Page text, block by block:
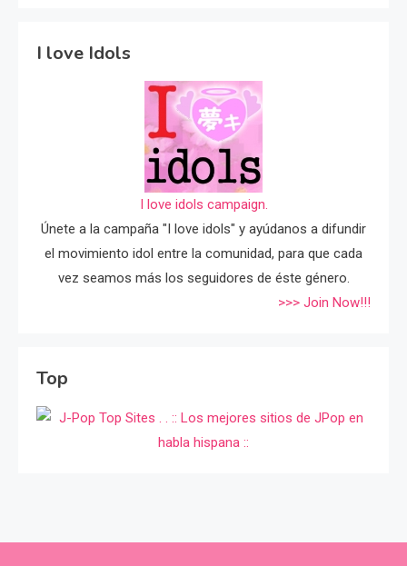
I love Idols
I love idols campaign.
Únete a la campaña "I love idols" y ayúdanos a difundir
el movimiento idol entre la comunidad, para que cada
vez seamos más los seguidores de éste género.
>>> Join Now!!!
Top